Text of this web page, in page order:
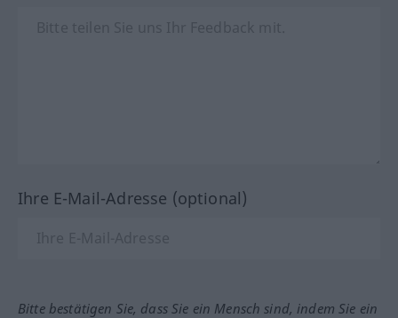
Ihre E-Mail-Adresse (optional)
Bitte bestätigen Sie, dass Sie ein Mensch sind, indem Sie ein